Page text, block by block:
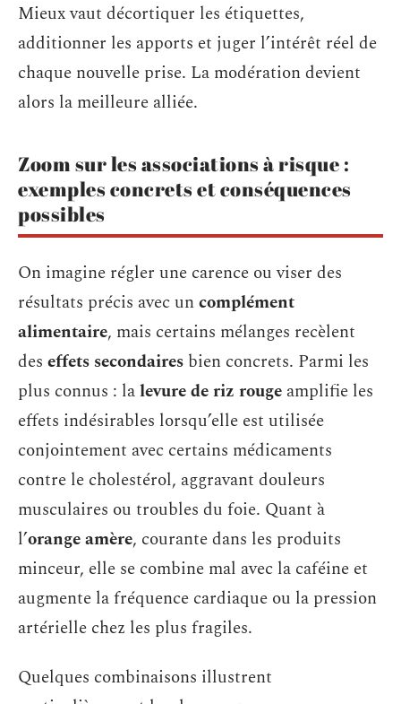
Mieux vaut décortiquer les étiquettes,
additionner les apports et juger l’intérêt réel de
chaque nouvelle prise. La modération devient
alors la meilleure alliée.
Zoom sur les associations à risque :
exemples concrets et conséquences
possibles
On imagine régler une carence ou viser des
résultats précis avec uncomplément
alimentaire, mais certains mélanges recèlent
des effets secondaires bien concrets. Parmi les
plus connus : lalevure de riz rouge amplifie les
effets indésirables lorsqu’elle est utilisée
conjointement avec certains médicaments
contre le cholestérol, aggravant douleurs
musculaires ou troubles du foie. Quant à
l’orange amère, courante dans les produits
minceur, elle se combine mal avec la caféine et
augmente la fréquence cardiaque ou la pression
artérielle chez les plus fragiles.
Quelques combinaisons illustrent